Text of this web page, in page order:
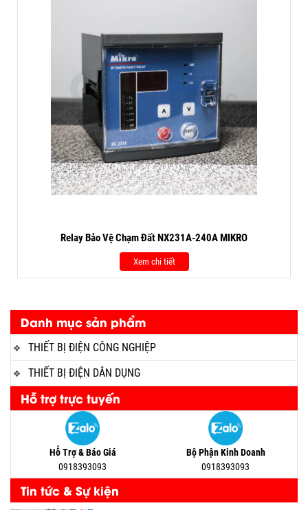
Danh mục sản phẩm
THIẾT BỊ ĐIỆN CÔNG NGHIỆP
THIẾT BỊ ĐIỆN DÂN DỤNG
Hỗ trợ trực tuyến
Hỗ Trợ & Báo Giá
0918393093
Bộ Phận Kinh Doanh
0918393093
Tin tức & Sự kiện
Relay Bảo Vệ Chạm Đất NX231A-240A MIKRO
Xem chi tiết